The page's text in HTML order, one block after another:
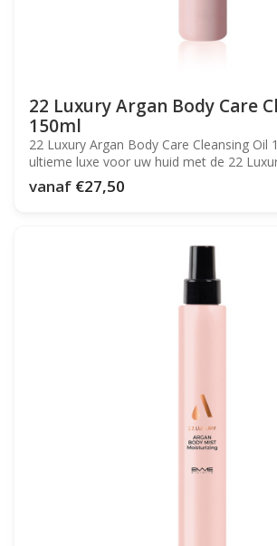
22 Luxury Argan Body Care
150ml
22 Luxury Argan Body Care Cleansing Oil
ultieme luxe voor uw huid met de 22
vanaf €27,50